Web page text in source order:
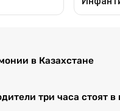
в Казахстане
три часа стоят в